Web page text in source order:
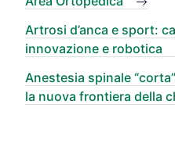
Artrosi d’anca e sport:
innovazione e robotica
Anestesia spinale
la nuova frontiera della